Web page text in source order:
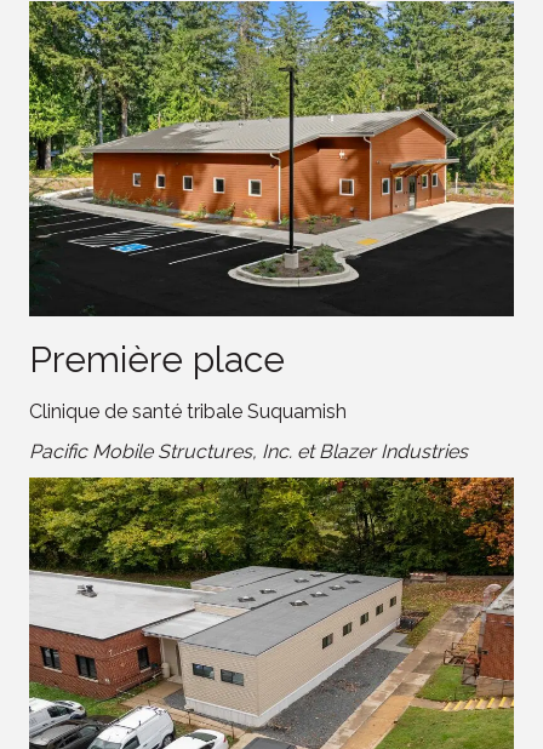
Première place
Clinique de santé tribale Suquamish
Pacific Mobile Structures, Inc. et Blazer Industries